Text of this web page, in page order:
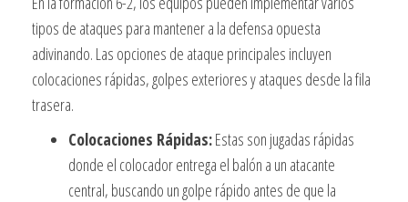
tipos de ataques para mantener a la defensa opuesta
adivinando. Las opciones de ataque principales incluyen
colocaciones rápidas, golpes exteriores y ataques desde la fila
trasera.
Colocaciones Rápidas:Estas son jugadas rápidas
donde el colocador entrega el balón a un atacante
central, buscando un golpe rápido antes de que la